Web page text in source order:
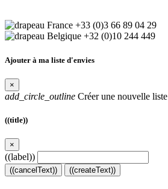
+33 (0)3 66 89 04 29
+32 (0)10 244 449
Ajouter à ma liste d'envies
×
add_circle_outline Créer une nouvelle liste
((title))
×
((label))
((cancelText)) ((createText))